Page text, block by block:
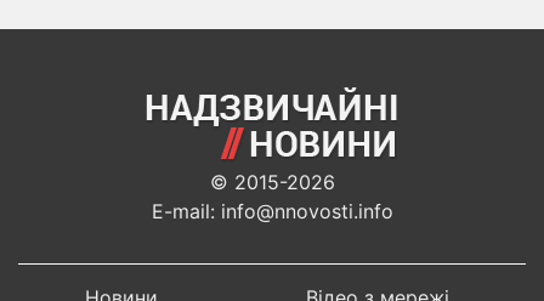
© 2015-2026
E-mail: info@nnovosti.info